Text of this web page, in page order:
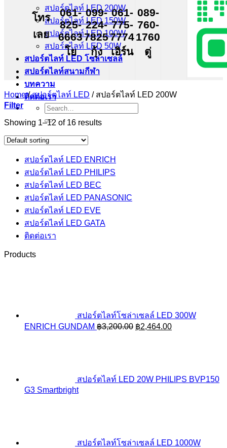
สปอร์ตไลท์ LED 200W
สปอร์ตไลท์ LED 150W
สปอร์ตไลท์ LED 100W
สปอร์ตไลท์ LED 50W
สปอร์ตไลท์ LED โซล่าเซลล์
สปอร์ตไลท์สนามกีฬา
บทความ
ติดต่อเรา
Search
for:
โทร
เลย
061-
825-
6663
โย
099-
224-
7825
กุ้ง
061-
775-
7774
เอิร์น
089-
760-
1760
ตู่
Home / สปอร์ตไลท์ LED /สปอร์ตไลท์ LED 200W
Filter
Showing 1–12 of 16 results
สปอร์ตไลท์ LED ENRICH
สปอร์ตไลท์ LED PHILIPS
สปอร์ตไลท์ LED BEC
สปอร์ตไลท์ LED PANASONIC
สปอร์ตไลท์ LED EVE
สปอร์ตไลท์ LED GATA
ติดต่อเรา
Products
สปอร์ตไลท์โซล่าเซลล์ LED 300W
ENRICH GUNDAM ฿3,200.00 Original
฿2,464.00Current
สปอร์ตไลท์ LED 20W PHILIPS BVP150
G3 Smartbright
สปอร์ตไลท์โซล่าเซลล์ LED 1000W